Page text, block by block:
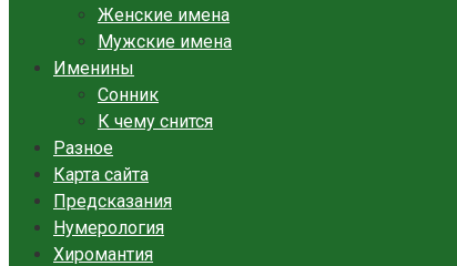
Женские имена
Мужские имена
Именины
Сонник
К чему снится
Разное
Карта сайта
Предсказания
Нумерология
Хиромантия